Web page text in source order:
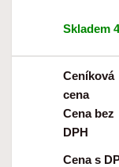
Skladem
Ceníková
cena
Cena bez
DPH
Cena s